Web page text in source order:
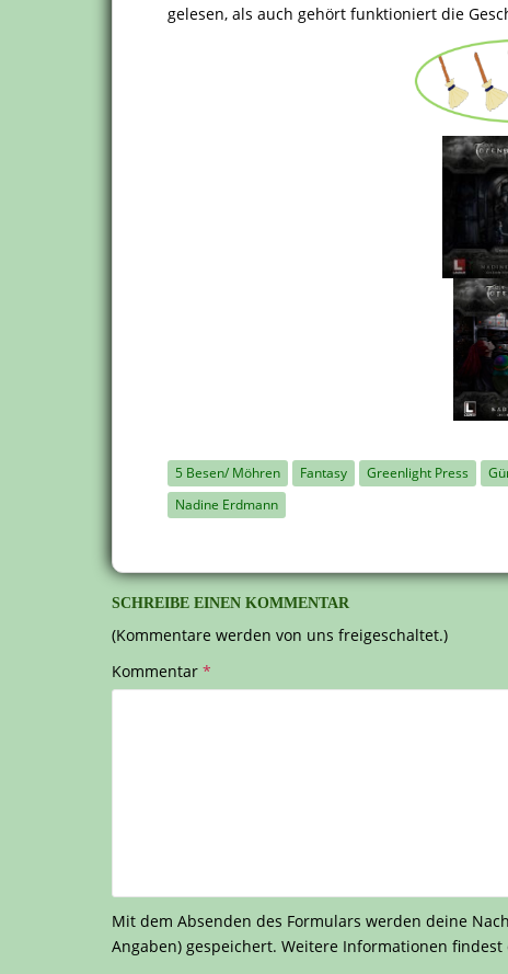
gelesen, als auch gehört funktioniert die
5 Besen/ Möhren Fantasy Greenlight Press
Nadine Erdmann
SCHREIBE EINEN KOMMENTAR
(Kommentare werden von uns freigeschaltet.)
Kommentar *
Mit dem Absenden des Formulars werden deine
Angaben) gespeichert. Weitere Informationen